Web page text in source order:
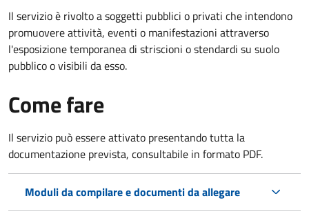
Il servizio è rivolto a soggetti pubblici o privati che intendono
promuovere attività, eventi o manifestazioni attraverso
l'esposizione temporanea di striscioni o stendardi su suolo
pubblico o visibili da esso.
Come fare
Il servizio può essere attivato presentando tutta la
documentazione prevista, consultabile in formato PDF.
Moduli da compilare e documenti da allegare